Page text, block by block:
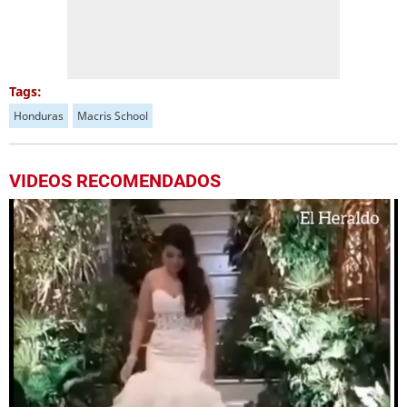
Tags:
Honduras Macris School
VIDEOS RECOMENDADOS